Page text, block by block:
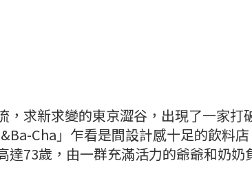
，求新求變的東京澀谷，出現了一家打
Cha」乍看是間設計感十足的飲料
達73歲，由一群充滿活力的爺爺和奶奶